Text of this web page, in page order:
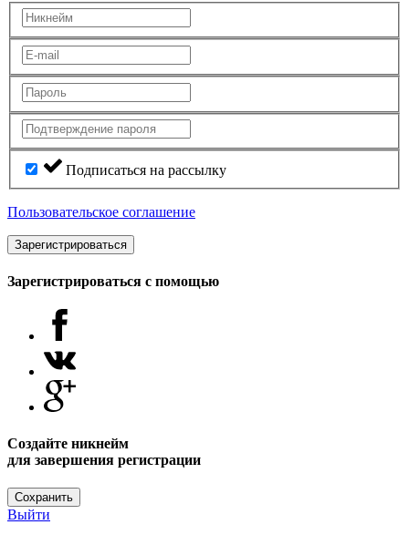
Подписаться на рассылку
Пользовательское соглашение
Зарегистрироваться
Зарегистрироваться с помощью
Создайте никнейм
для завершения регистрации
Сохранить
Выйти